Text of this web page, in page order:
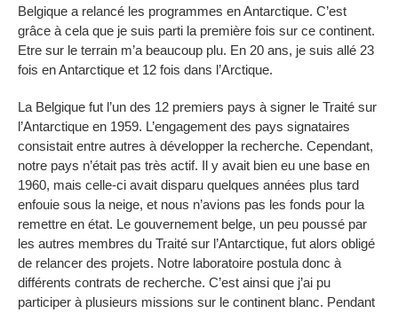
Belgique a relancé les programmes en Antarctique. C’est
grâce à cela que je suis parti la première fois sur ce continent.
Etre sur le terrain m’a beaucoup plu. En 20 ans, je suis allé 23
fois en Antarctique et 12 fois dans l’Arctique.
La Belgique fut l’un des 12 premiers pays à signer le Traité sur
l’Antarctique en 1959. L’engagement des pays signataires
consistait entre autres à développer la recherche. Cependant,
notre pays n’était pas très actif. Il y avait bien eu une base en
1960, mais celle-ci avait disparu quelques années plus tard
enfouie sous la neige, et nous n’avions pas les fonds pour la
remettre en état. Le gouvernement belge, un peu poussé par
les autres membres du Traité sur l’Antarctique, fut alors obligé
de relancer des projets. Notre laboratoire postula donc à
différents contrats de recherche. C’est ainsi que j’ai pu
participer à plusieurs missions sur le continent blanc. Pendant